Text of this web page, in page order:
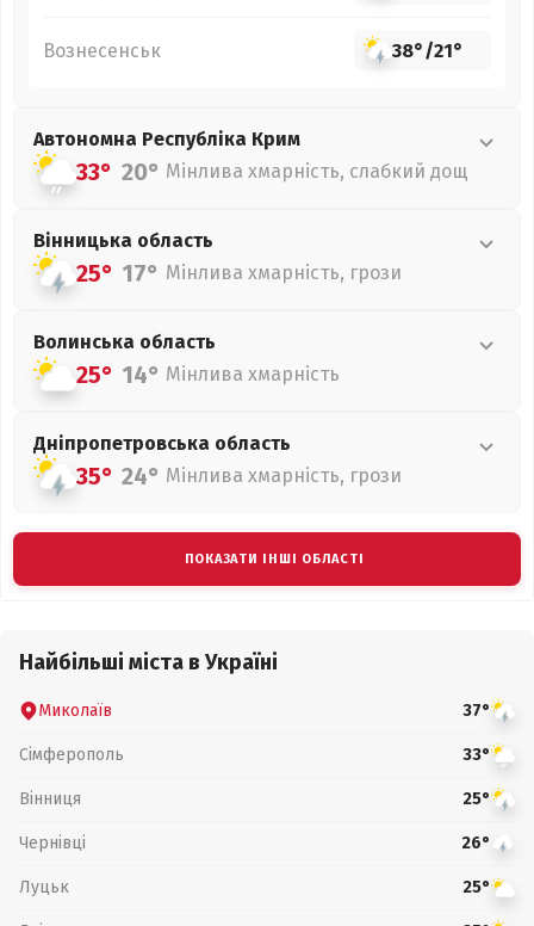
Вознесенськ 38°/21°
Автономна Республіка Крим
33° 20° Мінлива хмарність, слабкий дощ
Вінницька область
25° 17° Мінлива хмарність, грози
Волинська область
25° 14° Мінлива хмарність
Дніпропетровська область
35° 24° Мінлива хмарність, грози
ПОКАЗАТИ ІНШІ ОБЛАСТІ
Найбільші міста в Україні
Миколаїв 37°
Сімферополь 33°
Вінниця 25°
Чернівці 26°
Луцьк 25°